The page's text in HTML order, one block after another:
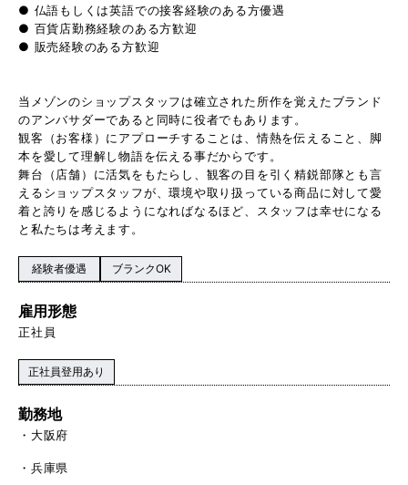
● 仏語もしくは英語での接客経験のある方優遇
● 百貨店勤務経験のある方歓迎
● 販売経験のある方歓迎
当メゾンのショップスタッフは確立された所作を覚えたブランド
のアンバサダーであると同時に役者でもあります。
観客（お客様）にアプローチすることは、情熱を伝えること、脚
本を愛して理解し物語を伝える事だからです。
舞台（店舗）に活気をもたらし、観客の目を引く精鋭部隊とも言
えるショップスタッフが、環境や取り扱っている商品に対して愛
着と誇りを感じるようになればなるほど、スタッフは幸せになる
と私たちは考えます。
経験者優遇 ブランクOK
雇用形態
正社員
正社員登用あり
勤務地
大阪府
兵庫県